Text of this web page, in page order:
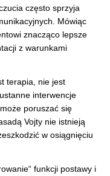
często sprzyja
Mówiąc
znacząco lepsze
z warunkami
terapia, nie jest
interwencje
poruszać się
Vojty nie istnieją
w osiągnięciu
funkcji postawy i